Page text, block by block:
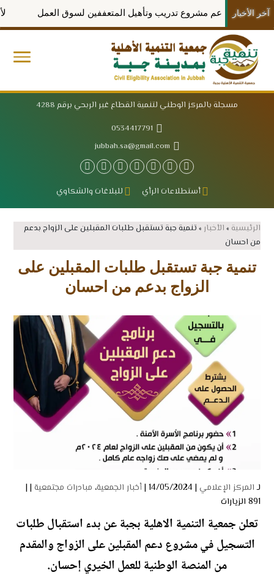
آخر الأخبار
تدعم مشروع تدريب وتأهيل المتعففين لسوق العمل
مسجلة بالمركز الوطني لتنمية القطاع غير الربحي برقم 4288
0534417791
jubbah.sa@gmail.com
أستطلاعات الرأي للبلاغات والشكاوي
الرئيسية » الأخبار » تنمية جبة تستقبل طلبات المقبلين على الزواج بدعم
من احسان
تنمية جبة تستقبل طلبات المقبلين على
الزواج بدعم من احسان
لـالمركز الإعلامي | 14/05/2024 | أخبار الجمعية، مبادرات مجتمعية | |
891 الزيارات
تعلن جمعية التنمية الاهلية بجبة عن بدء استقبال طلبات
التسجيل في مشروع دعم المقبلين على الزواج والمقدم
من المنصة الوطنية للعمل الخيري إحسان.